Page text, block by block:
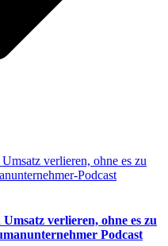
verlieren, ohne es zu
Podcast